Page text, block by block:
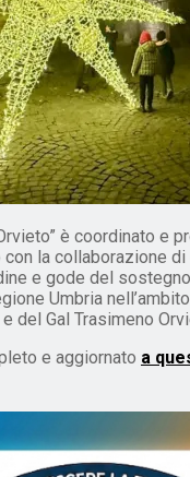
è coordinato e
con la collaborazione di
e gode del
Umbria
e del Gal Trasimeno
e aggiornato a